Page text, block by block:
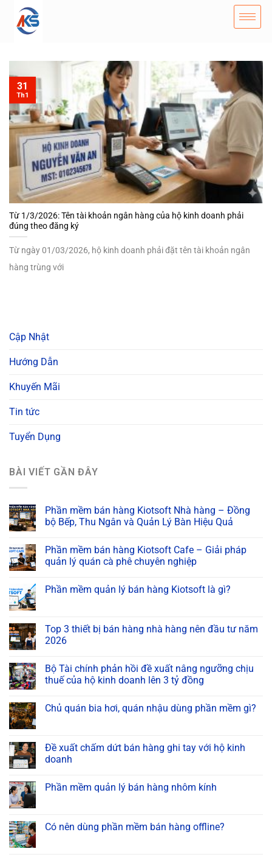
Từ 1/3/2026: Tên tài khoản ngân hàng của hộ kinh doanh phải
đúng theo đăng ký
Từ ngày 01/03/2026, hộ kinh doanh phải đặt tên tài khoản ngân
hàng trùng với
31
Th1
Cập Nhật
Hướng Dẫn
Khuyến Mãi
Tin tức
Tuyển Dụng
BÀI VIẾT GẦN ĐÂY
Phần mềm bán hàng Kiotsoft Nhà hàng – Đồng
bộ Bếp, Thu Ngân và Quản Lý Bàn Hiệu Quả
Phần mềm bán hàng Kiotsoft Cafe – Giải pháp
quản lý quán cà phê chuyên nghiệp
Phần mềm quản lý bán hàng Kiotsoft là gì?
Top 3 thiết bị bán hàng nhà hàng nên đầu tư năm
2026
Bộ Tài chính phản hồi đề xuất nâng ngưỡng chịu
thuế của hộ kinh doanh lên 3 tỷ đồng
Chủ quán bia hơi, quán nhậu dùng phần mềm gì?
Đề xuất chấm dứt bán hàng ghi tay với hộ kinh
doanh
Phần mềm quản lý bán hàng nhôm kính
Có nên dùng phần mềm bán hàng offline?